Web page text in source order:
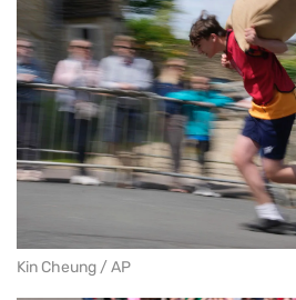
Kin Cheung / AP